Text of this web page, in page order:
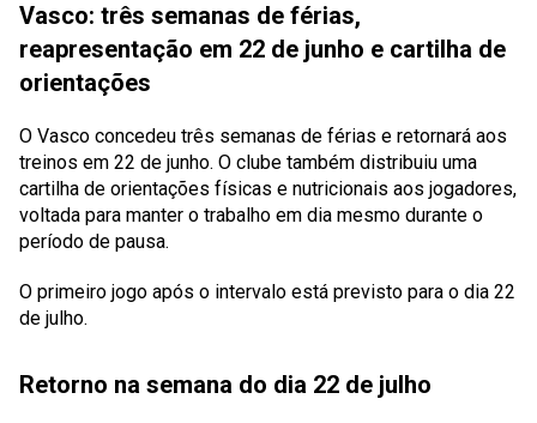
Vasco: três semanas de férias,
reapresentação em 22 de junho e cartilha de
orientações
O Vasco concedeu três semanas de férias e retornará aos
treinos em 22 de junho. O clube também distribuiu uma
cartilha de orientações físicas e nutricionais aos jogadores,
voltada para manter o trabalho em dia mesmo durante o
período de pausa.
O primeiro jogo após o intervalo está previsto para o dia 22
de julho.
Retorno na semana do dia 22 de julho